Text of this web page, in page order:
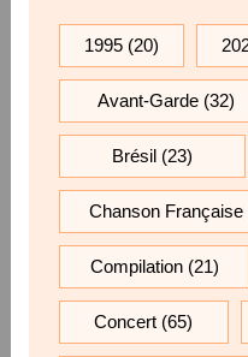
1995(20)
Avant-Garde(32)
Brésil(23)
Chanson Française
Compilation(21)
Concert (65)